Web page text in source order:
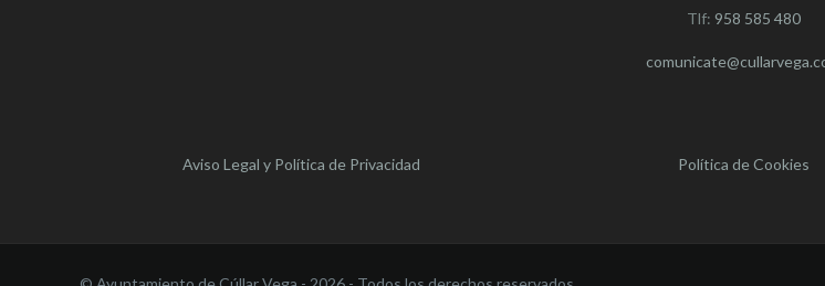
Tlf: 958 585 480
Aviso Legal y Política de Privacidad Política de Cookies